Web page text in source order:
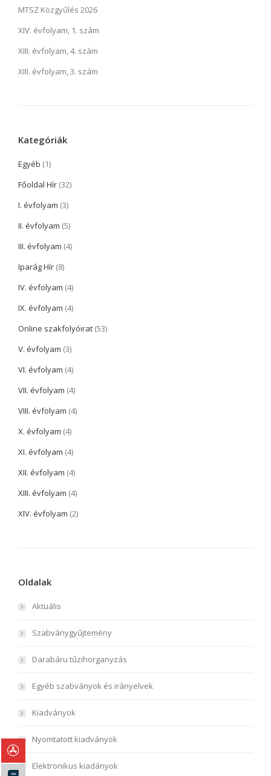
MTSZ Közgyűlés 2026
XIV. évfolyam, 1. szám
XIII. évfolyam, 4. szám
XIII. évfolyam, 3. szám
Kategóriák
Egyéb (1)
Főoldal Hír (32)
I. évfolyam (3)
II. évfolyam (5)
III. évfolyam (4)
Iparág Hír (8)
IV. évfolyam (4)
IX. évfolyam (4)
Online szakfolyóirat (53)
V. évfolyam (3)
VI. évfolyam (4)
VII. évfolyam (4)
VIII. évfolyam (4)
X. évfolyam (4)
XI. évfolyam (4)
XII. évfolyam (4)
XIII. évfolyam (4)
XIV. évfolyam (2)
Oldalak
Aktuális
Szabványgyűjtemény
Darabáru tűzihorganyzás
Egyéb szabványok és irányelvek
Kiadványok
Nyomtatott kiadványok
Elektronikus kiadányok